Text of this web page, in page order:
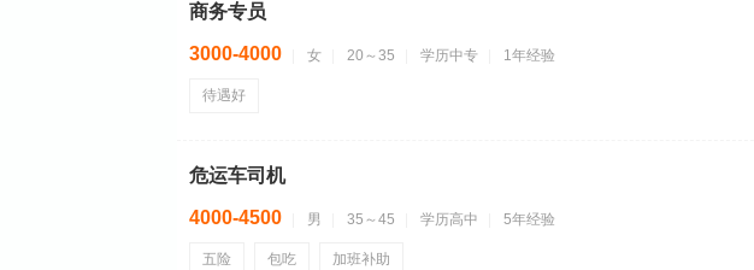
商务专员
3000-4000 女 20～35 学历中专 1年经验
待遇好
危运车司机
4000-4500 男 35～45 学历高中 5年经验
五险 包吃 加班补助